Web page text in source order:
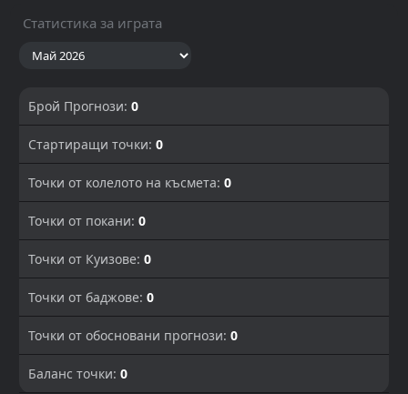
Статистика за играта
Брой Прогнози: 0
Стартиращи точки: 0
Точки от колелото на късмета: 0
Точки от покани: 0
Точки от Куизове: 0
Точки от баджове: 0
Точки от обосновани прогнози: 0
Баланс точки: 0